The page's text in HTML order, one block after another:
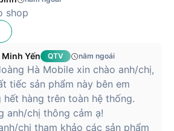
shop
Yến QTV năm ngoái
Hà Mobile xin chào anh/chị,
tiếc sản phẩm này bên em
hết hàng trên toàn hệ thống.
anh/chị thông cảm ạ!
chị tham khảo các sản phẩm